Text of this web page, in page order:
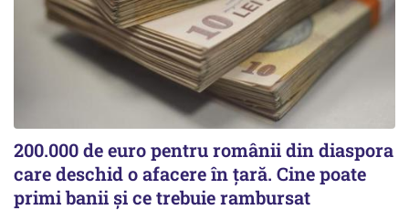
200.000 de euro pentru românii din diaspora
care deschid o afacere în țară. Cine poate
primi banii și ce trebuie rambursat